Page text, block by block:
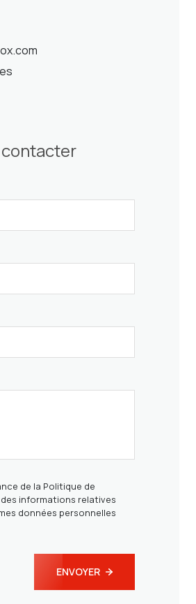
contacter
de la Politique de
informations relatives
données personnelles
ENVOYER